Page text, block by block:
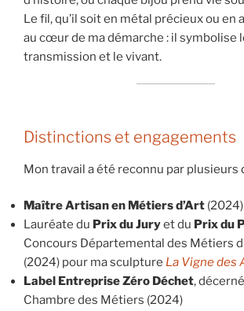
Le fil, qu’il soit en métal précieux ou en
au cœur de ma démarche : il symbolise
transmission et le vivant.
Distinctions et engagements
Mon travail a été reconnu par plusieurs
Maître Artisan en Métiers d’Art (2024)
Lauréate du Prix du Juryet du Prix du
Concours Départemental des Métiers
(2024) pour ma sculpture La Vigne des
Label Entreprise Zéro Déchet,
Chambre des Métiers (2024)